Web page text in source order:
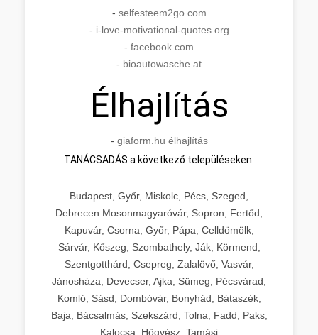
- selfesteem2go.com
- i-love-motivational-quotes.org
- facebook.com
- bioautowasche.at
Élhajlítás
- giaform.hu élhajlítás
TANÁCSADÁS a következő településeken:
Budapest, Győr, Miskolc, Pécs, Szeged,
Debrecen Mosonmagyaróvár, Sopron, Fertőd,
Kapuvár, Csorna, Győr, Pápa, Celldömölk,
Sárvár, Kőszeg, Szombathely, Ják, Körmend,
Szentgotthárd, Csepreg, Zalalövő, Vasvár,
Jánosháza, Devecser, Ajka, Sümeg, Pécsvárad,
Komló, Sásd, Dombóvár, Bonyhád, Bátaszék,
Baja, Bácsalmás, Szekszárd, Tolna, Fadd, Paks,
Kalocsa, Hőgyész, Tamási